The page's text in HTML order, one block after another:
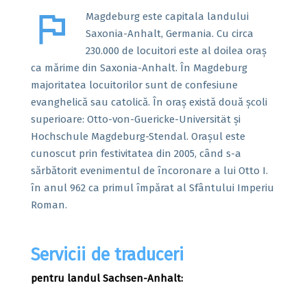
flag
Magdeburg este capitala landului
Saxonia-Anhalt, Germania. Cu circa
230.000 de locuitori este al doilea oraș
ca mărime din Saxonia-Anhalt. În Magdeburg
majoritatea locuitorilor sunt de confesiune
evanghelică sau catolică. În oraș există două școli
superioare: Otto-von-Guericke-Universität și
Hochschule Magdeburg-Stendal. Orașul este
cunoscut prin festivitatea din 2005, când s-a
sărbătorit evenimentul de încoronare a lui Otto I.
în anul 962 ca primul împărat al Sfântului Imperiu
Roman.
Servicii de traduceri
pentru landul Sachsen-Anhalt: